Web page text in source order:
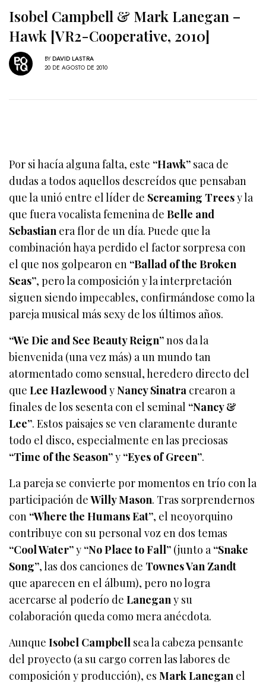
Isobel Campbell & Mark Lanegan –
Hawk [VR2-Cooperative, 2010]
BY DAVID LASTRA
20 DE AGOSTO DE 2010
Por si hacía alguna falta, este “Hawk” saca de
dudas a todos aquellos descreídos que pensaban
que la unió entre el líder de Screaming Treesy la
que fuera vocalista femenina deBelle and
Sebastian era flor de un día. Puede que la
combinación haya perdido el factor sorpresa con
el que nos golpearon en “Ballad of the Broken
Seas”, pero la composición y la interpretación
siguen siendo impecables, confirmándose como la
pareja musical más sexy de los últimos años.
“We Die and See Beauty Reign”nos da la
bienvenida (una vez más) a un mundo tan
atormentado como sensual, heredero directo del
queLee HazlewoodyNancy Sinatra crearon a
finales de los sesenta con el seminal “Nancy &
Lee”. Estos paisajes se ven claramente durante
todo el disco, especialmente en las preciosas
“Time of the Season”y “Eyes of Green”.
La pareja se convierte por momentos en trío con la
participación deWilly Mason. Tras sorprendernos
con “Where the Humans Eat”, el neoyorquino
contribuye con su personal voz en dos temas
“Cool Water”y “No Place to Fall” (junto a“Snake
Song”, las dos canciones de Townes Van Zandt
que aparecen en el álbum), pero no logra
acercarse al poderío deLanegany su
colaboración queda como mera anécdota.
Aunque Isobel Campbell sea la cabeza pensante
del proyecto (a su cargo corren las labores de
composición y producción), esMark Lanegan el